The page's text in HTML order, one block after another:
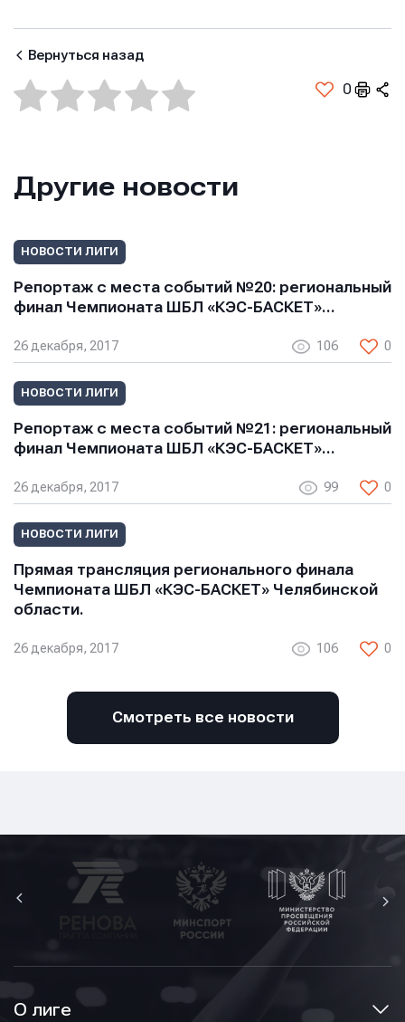
Вернуться назад
0
Другие новости
НОВОСТИ ЛИГИ
Репортаж с места событий №20: региональный
финал Чемпионата ШБЛ «КЭС-БАСКЕТ»…
26 декабря, 2017 106 0
НОВОСТИ ЛИГИ
Репортаж с места событий №21: региональный
финал Чемпионата ШБЛ «КЭС-БАСКЕТ»…
26 декабря, 2017 99 0
НОВОСТИ ЛИГИ
Прямая трансляция регионального финала
Чемпионата ШБЛ «КЭС-БАСКЕТ» Челябинской
области.
26 декабря, 2017 106 0
Смотреть все новости
О лиге